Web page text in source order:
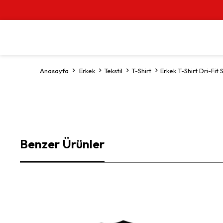
Anasayfa Erkek Tekstil T-Shirt Erkek T-Shirt Dri-Fit
Benzer Ürünler